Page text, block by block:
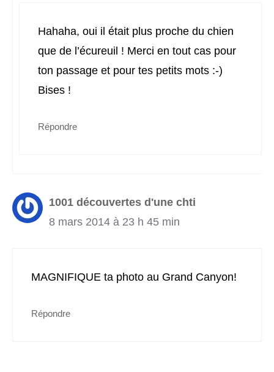
Hahaha, oui il était plus proche du chien
que de l’écureuil ! Merci en tout cas pour
ton passage et pour tes petits mots :-)
Bises !
Répondre
1001 découvertes d'une chti
8 mars 2014 à 23 h 45 min
MAGNIFIQUE ta photo au Grand Canyon!
Répondre